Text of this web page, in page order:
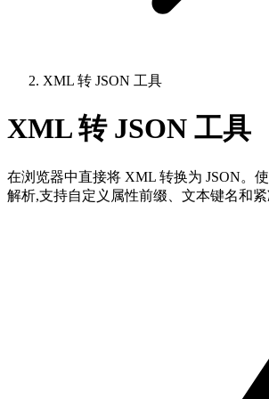
XML 转 JSON 工具
XML 转 JSON 工具
在浏览器中直接将 XML 转换为 JSON。
解析,支持自定义属性前缀、文本键名和紧